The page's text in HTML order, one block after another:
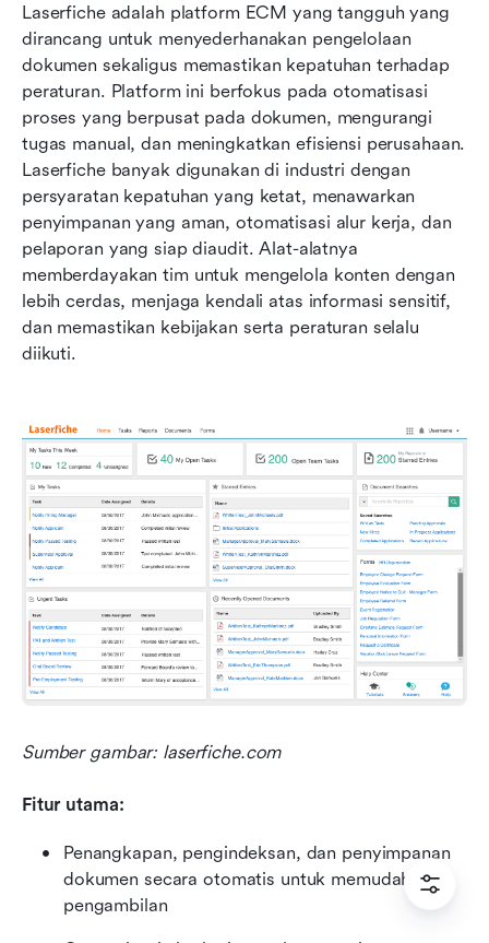
Laserfiche adalah platform ECM yang tangguh yang
dirancang untuk menyederhanakan pengelolaan
dokumen sekaligus memastikan kepatuhan terhadap
peraturan. Platform ini berfokus pada otomatisasi
proses yang berpusat pada dokumen, mengurangi
tugas manual, dan meningkatkan efisiensi perusahaan.
Laserfiche banyak digunakan di industri dengan
persyaratan kepatuhan yang ketat, menawarkan
penyimpanan yang aman, otomatisasi alur kerja, dan
pelaporan yang siap diaudit. Alat-alatnya
memberdayakan tim untuk mengelola konten dengan
lebih cerdas, menjaga kendali atas informasi sensitif,
dan memastikan kebijakan serta peraturan selalu
diikuti.
Sumber gambar: laserfiche.com
Fitur utama:
Penangkapan, pengindeksan, dan penyimpanan
dokumen secara otomatis untuk memudahkan
pengambilan